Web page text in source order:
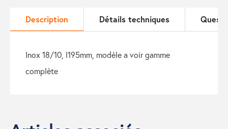
Description Détails techniques
inox 18/10, l195mm, modèle a voir gamme
complète